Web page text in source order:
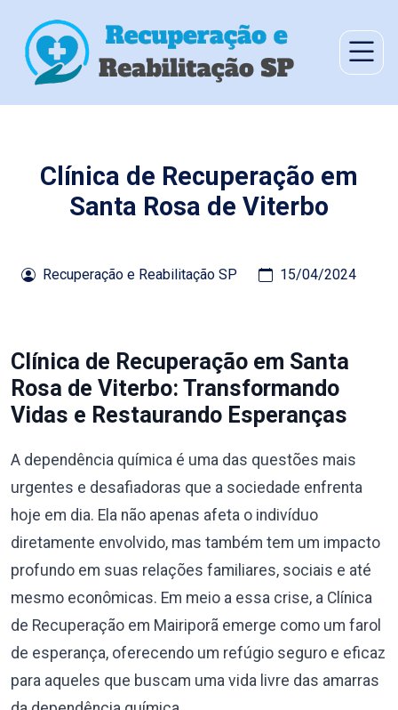
Clínica de Recuperação em
Santa Rosa de Viterbo
Recuperação e Reabilitação SP 15/04/2024
Clínica de Recuperação em Santa
Rosa de Viterbo: Transformando
Vidas e Restaurando Esperanças
A dependência química é uma das questões mais
urgentes e desafiadoras que a sociedade enfrenta
hoje em dia. Ela não apenas afeta o indivíduo
diretamente envolvido, mas também tem um impacto
profundo em suas relações familiares, sociais e até
mesmo econômicas. Em meio a essa crise, a Clínica
de Recuperação em Mairiporã emerge como um farol
de esperança, oferecendo um refúgio seguro e eficaz
para aqueles que buscam uma vida livre das amarras